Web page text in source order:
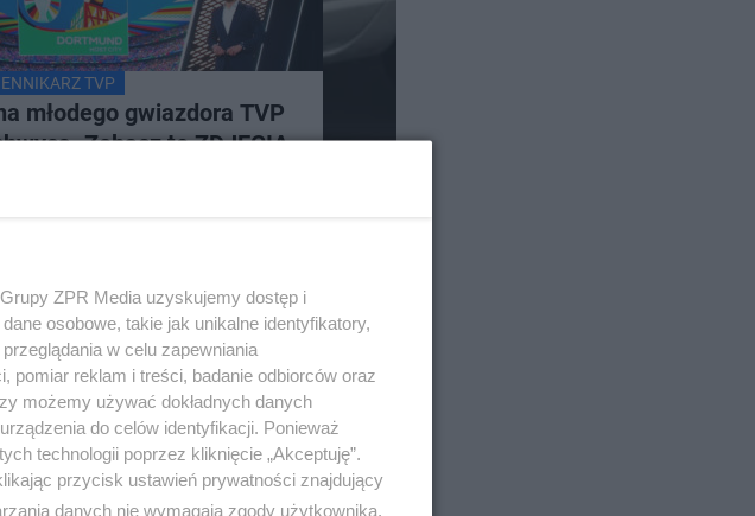
TVP
młodego gwiazdora TVP
Zobacz te ZDJĘCIA
ZPR Media uzyskujemy dostęp i
osobowe, takie jak unikalne identyfikatory,
w celu zapewniania
pomiar reklam i treści, badanie odbiorców oraz
możemy używać dokładnych danych
do celów identyfikacji. Ponieważ
technologii poprzez kliknięcie „Akceptuję”.
przycisk ustawień prywatności znajdujący
danych nie wymagają zgody użytkownika,